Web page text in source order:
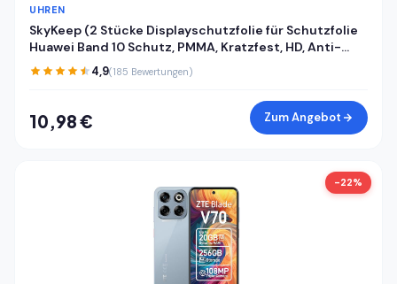
UHREN
SkyKeep (2 Stücke Displayschutzfolie für Schutzfolie
Huawei Band 10 Schutz, PMMA, Kratzfest, HD, Anti-
Bläschen, Ultra-klar, für Displayschutz Huawei Band
8/9/10 Folie Screen Protector
4,9(185 Bewertungen)
10,98 € Zum Angebot
-22%